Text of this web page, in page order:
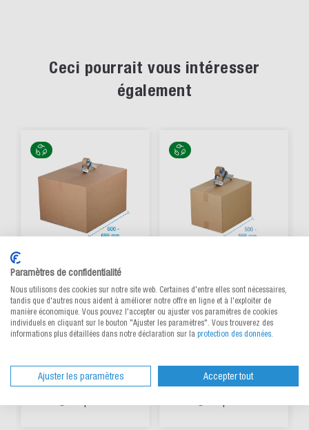
Ceci pourrait vous intéresser
également
Boîte pliable simple &
double cannelure
brune, 600 à 699 mm de
longueur
Boîte pliable simple &
double cannelure
brune, 500 à 599 mm de
longueur
Paramètres de confidentialité
Nous utilisons des cookies sur notre site web. Certaines d'entre elles sont nécessaires,
tandis que d'autres nous aident à améliorer notre offre en ligne et à l'exploiter de
manière économique. Vous pouvez l'accepter ou ajuster vos paramètres de cookies
individuels en cliquant sur le bouton "Ajuster les paramètres". Vous trouverez des
informations plus détaillées dans notre déclaration sur la protection des données.
Ajuster les paramètres Accepter tout